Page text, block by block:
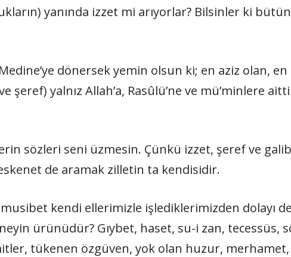
yanında izzet mi arıyorlar? Bilsinler ki bütün
dönersek yemin olsun ki; en aziz olan, en
şeref) yalnız Allah’a, Rasûlü’ne ve mü’minlere
sözleri seni üzmesin. Çünkü izzet, şeref ve
de aramak zilletin ta kendisidir.
musibet kendi ellerimizle işlediklerimizden dolayı
ürünüdür? Gıybet, haset, su-i zan, tecessüs,
tükenen özgüven, yok olan huzur, merhamet,